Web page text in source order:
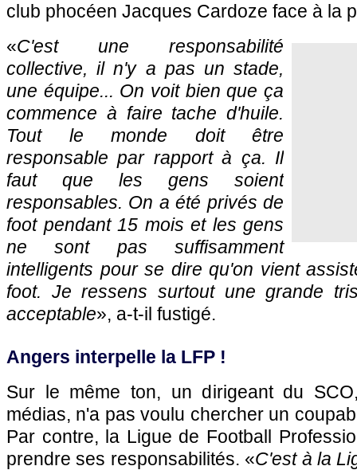
club phocéen Jacques Cardoze face à la
«C'est une responsabilité
collective, il n'y a pas un stade,
une équipe... On voit bien que ça
commence à faire tache d'huile.
Tout le monde doit être
responsable par rapport à ça. Il
faut que les gens soient
responsables. On a été privés de
foot pendant 15 mois et les gens
ne sont pas suffisamment
intelligents pour se dire qu'on vient
foot. Je ressens surtout une grande
acceptable», a-t-il fustigé.
Angers interpelle la LFP !
Sur le même ton, un dirigeant du
médias, n'a pas voulu chercher un
Par contre, la Ligue de Football
prendre ses responsabilités. «C'est à la